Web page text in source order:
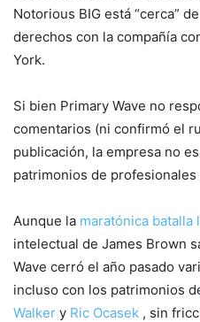
Notorious BIG está “cerca”
derechos con la compañía
York.
Si bien Primary Wave no
comentarios (ni confirmó el
publicación, la empresa no
patrimonios de profesionales
Aunque la maratónica batalla
intelectual de James Brown
Wave cerró el año pasado
incluso con los patrimonios
Walker y Ric Ocasek , sin